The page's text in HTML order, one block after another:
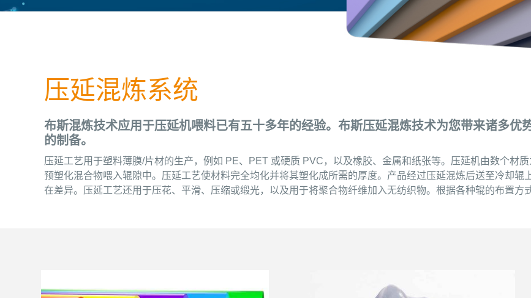
压延混炼系统
布斯混炼技术应用于压延机喂料已有五十多年的经验。布斯压延混炼技术为您带来诸多优
的制备。
压延工艺用于塑料薄膜/片材的生产，例如 PE、PET 或硬质 PVC，以及橡胶、金属和纸张等。压延机由数个材
预塑化混合物喂入辊隙中。压延工艺使材料完全均化并将其塑化成所需的厚度。产品经过压延混炼后送至冷却
在差异。压延工艺还用于压花、平滑、压缩或缎光，以及用于将聚合物纤维加入无纺织物。根据各种辊的布置方